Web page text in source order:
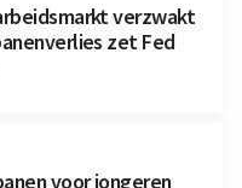
verzwakt
zet Fed
voor jongeren